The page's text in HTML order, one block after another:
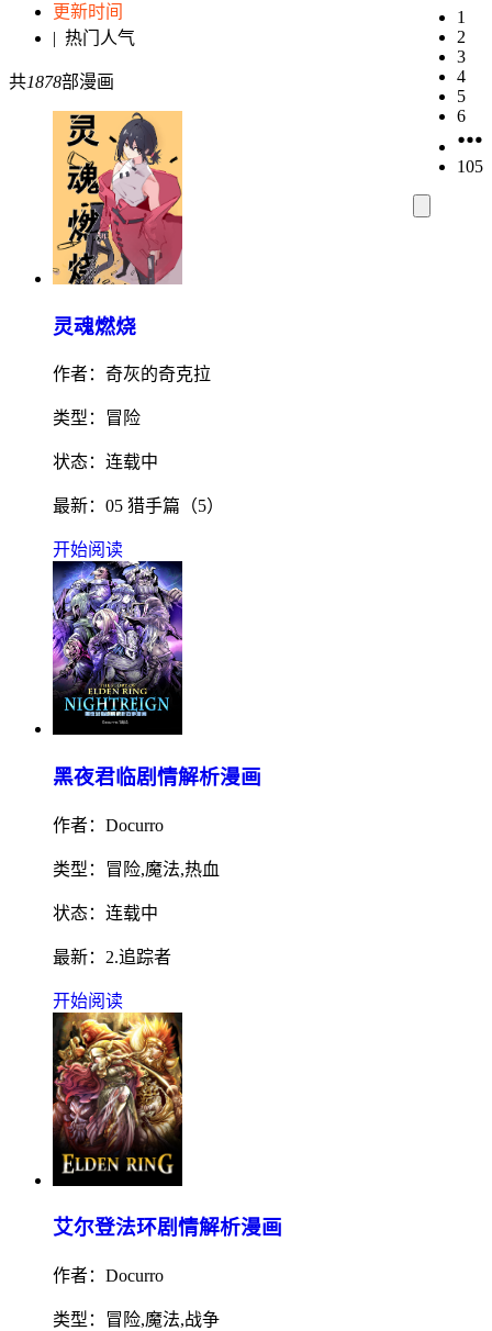
1
2
3
4
5
6
105
更新时间
| 热门人气
共1878部漫画
灵魂燃烧
作者：奇灰的奇克拉
类型：冒险
状态：连载中
最新：05 猎手篇（5）
开始阅读
黑夜君临剧情解析漫画
作者：Docurro
类型：冒险,魔法,热血
状态：连载中
最新：2.追踪者
开始阅读
艾尔登法环剧情解析漫画
作者：Docurro
类型：冒险,魔法,战争